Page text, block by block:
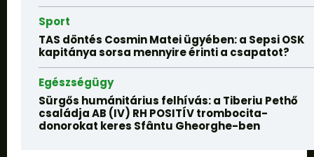
Sport
TAS döntés Cosmin Matei ügyében: a Sepsi OSK
kapitánya sorsa mennyire érinti a csapatot?
Egészségügy
Sürgős humánitárius felhívás: a Tiberiu Pethő
családja AB (IV) RH POSITÍV trombocita-
donorokat keres Sfântu Gheorghe-ben